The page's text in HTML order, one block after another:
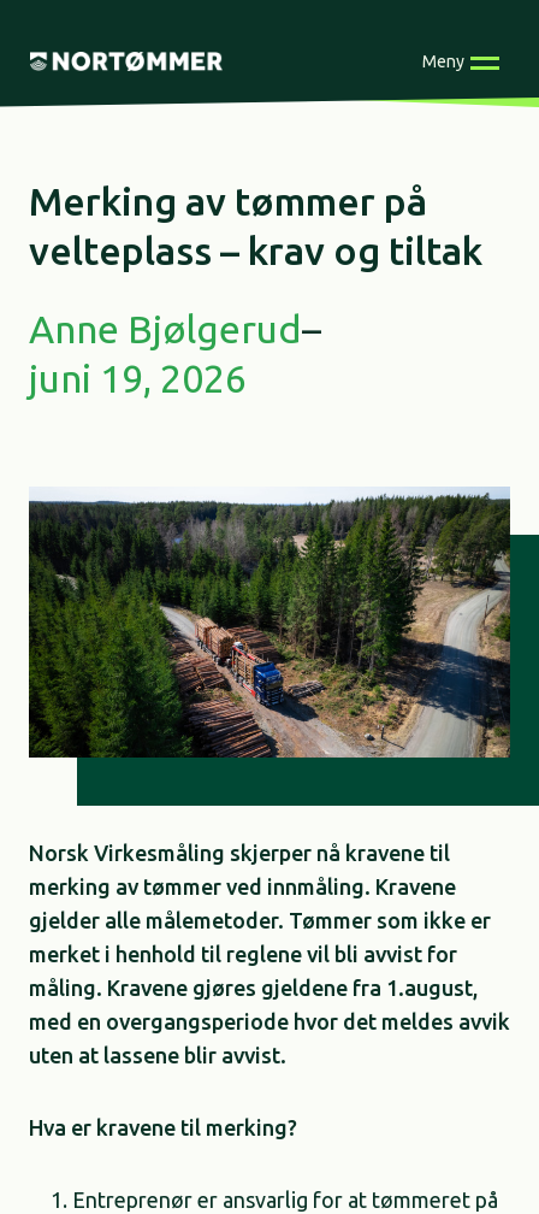
Meny
Merking av tømmer på
velteplass​ – krav og tiltak
Anne Bjølgerud–
juni 19, 2026
Norsk Virkesmåling skjerper nå kravene til
merking av tømmer ved innmåling. Kravene
gjelder alle målemetoder. Tømmer som ikke er
merket i henhold til reglene vil bli avvist for
måling. Kravene gjøres gjeldene fra 1.august,
med en overgangsperiode hvor det meldes avvik
uten at lassene blir avvist. ​
Hva er kravene til merking?
Entreprenør er ansvarlig for at tømmeret på